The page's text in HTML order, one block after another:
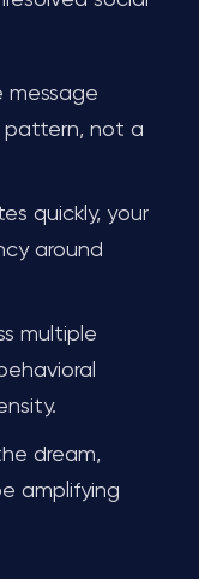
message
pattern, not a
quickly, your
around
multiple
dream,
amplifying